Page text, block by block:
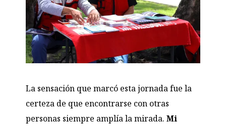
La sensación que marcó esta jornada fue la
certeza de que encontrarse con otras
personas siempre amplía la mirada.Mi